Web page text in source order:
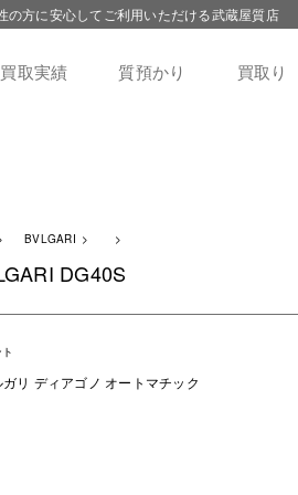
方に安心してご利用いただける武蔵屋質店
買取実績 質預かり 買取り
BVLGARI
DG40S
リ ディアゴノ オートマチック